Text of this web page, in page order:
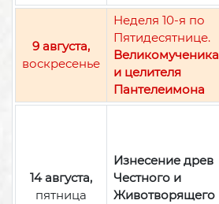
9 августа,
воскресенье
Неделя 10-я по
Пятидесятнице.
Великомученика
и целителя
Пантелеимона
14 августа,
пятница
Изнесение древ
Честного и
Животворящего